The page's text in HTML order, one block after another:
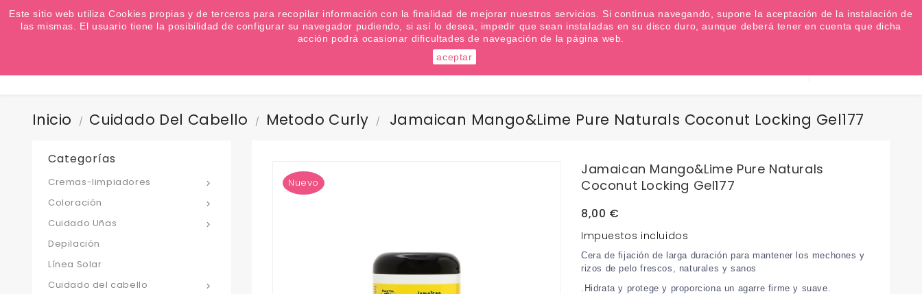
¿Quiere conocer las próximas ofertas del fin de semana? Apúntate a nuestra Newsletter EUR €
Iniciar sesión
Favoritos (0 )
Inicio Cuidado Del Cabello Metodo Curly Jamaican Mango&Lime Pure Naturals Coconut Locking Gel177
Categorías

Cremas-limpiadores

Coloración

Cuidado Uñas
Depilación
Línea Solar

Cuidado del cabello
Nuevo
Jamaican Mango&Lime Pure Naturals
Coconut Locking Gel177
8,00 €
Impuestos incluidos
Cera de fijación de larga duración para mantener los mechones y
rizos de pelo frescos, naturales y sanos
. Hidrata y protege y proporciona un agarre firme y suave.
Este sitio web utiliza Cookies propias y de terceros para recopilar información con la finalidad de mejorar nuestros servicios. Si continua navegando, supone la aceptación de la instalación de
las mismas. El usuario tiene la posibilidad de configurar su navegador pudiendo, si así lo desea, impedir que sean instaladas en su disco duro, aunque deberá tener en cuenta que dicha
acción podrá ocasionar dificultades de navegación de la página web.
aceptar